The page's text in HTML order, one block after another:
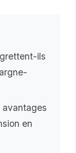
ils
avantages
en